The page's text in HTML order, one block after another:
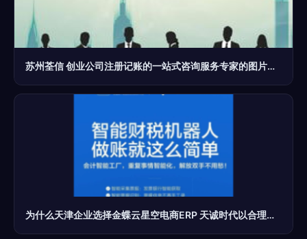
苏州荃信 创业公司注册记账的一站式咨询服务专家的图片揭秘
为什么天津企业选择金蝶云星空电商ERP 天诚时代以合理价格和专业服务赢得信赖